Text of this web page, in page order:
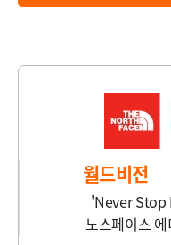
월드비전
'Never Stop
노스페이스